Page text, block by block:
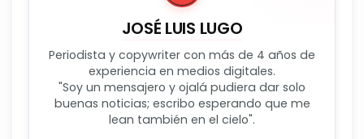
JOSÉ LUIS LUGO
Periodista y copywriter con más de 4 años de
experiencia en medios digitales.
"Soy un mensajero y ojalá pudiera dar solo
buenas noticias; escribo esperando que me
lean también en el cielo".